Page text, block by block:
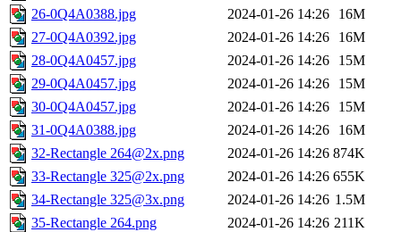
26-0Q4A0388.jpg
2024-01-26 14:26
16M
27-0Q4A0392.jpg
2024-01-26 14:26
16M
28-0Q4A0457.jpg
2024-01-26 14:26
15M
29-0Q4A0457.jpg
2024-01-26 14:26
15M
30-0Q4A0457.jpg
2024-01-26 14:26
15M
31-0Q4A0388.jpg
2024-01-26 14:26
16M
32-Rectangle 264@2x.png
2024-01-26 14:26 874K
33-Rectangle 325@2x.png
2024-01-26 14:26 655K
34-Rectangle 325@3x.png
2024-01-26 14:26 1.5M
35-Rectangle 264.png
2024-01-26 14:26 211K